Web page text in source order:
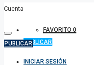
FAVORITO 0
PUBLICAR
Cuenta
PUBLICAR
INICIAR SESIÓN